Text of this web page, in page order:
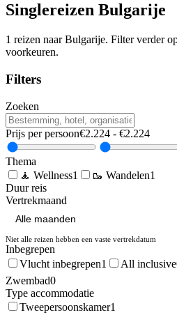
Singlereizen Bulgarije
1 reizen naarBulgarije. Filter verder
voorkeuren.
Filters
Zoeken
Prijs per persoon€2.224 - €2.224
Thema
🧘 Wellness1 🥾 Wandelen1
Duur reis
Vertrekmaand
Niet alle reizen hebben een vaste vertrekdatum
Inbegrepen
Vlucht inbegrepen1 All inclusive
Zwembad0
Type accommodatie
Tweepersoonskamer1